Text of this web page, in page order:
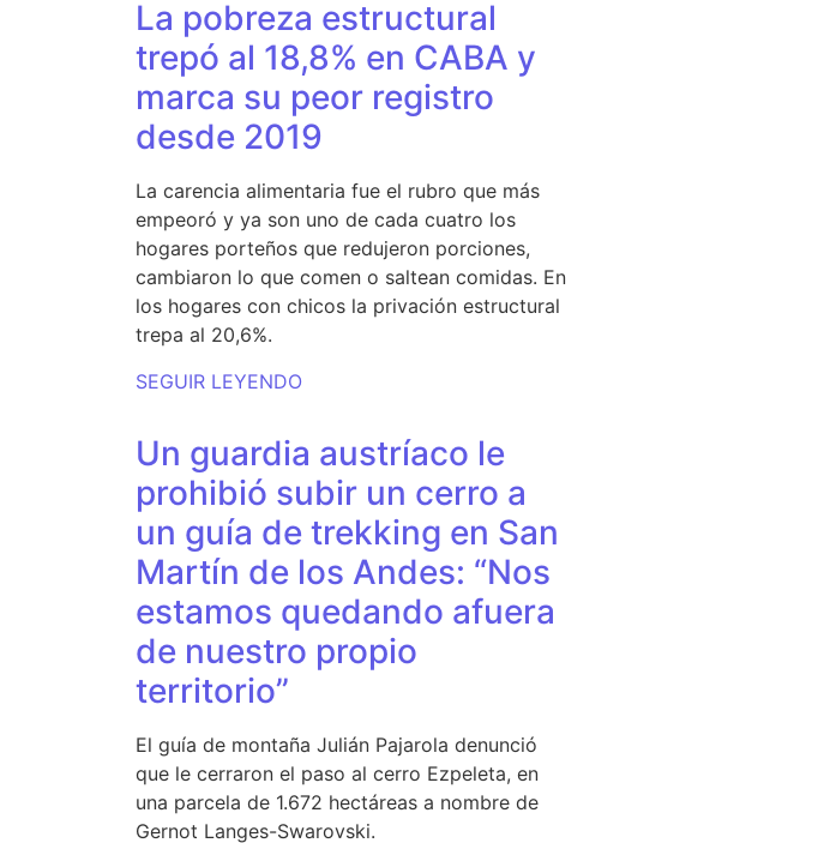
La pobreza estructural
trepó al 18,8% en CABA y
marca su peor registro
desde 2019
La carencia alimentaria fue el rubro que más
empeoró y ya son uno de cada cuatro los
hogares porteños que redujeron porciones,
cambiaron lo que comen o saltean comidas. En
los hogares con chicos la privación estructural
trepa al 20,6%.
SEGUIR LEYENDO
Un guardia austríaco le
prohibió subir un cerro a
un guía de trekking en San
Martín de los Andes: “Nos
estamos quedando afuera
de nuestro propio
territorio”
El guía de montaña Julián Pajarola denunció
que le cerraron el paso al cerro Ezpeleta, en
una parcela de 1.672 hectáreas a nombre de
Gernot Langes-Swarovski.